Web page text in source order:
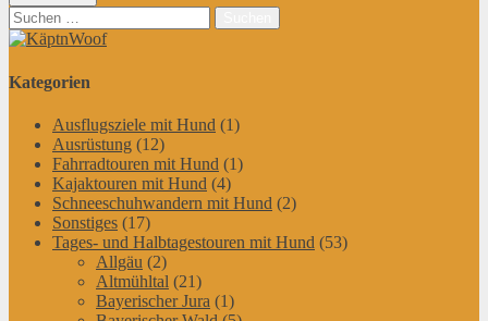
Suchen
nach:
Kategorien
Ausflugsziele mit Hund (1)
Ausrüstung (12)
Fahrradtouren mit Hund (1)
Kajaktouren mit Hund (4)
Schneeschuhwandern mit Hund (2)
Sonstiges (17)
Tages- und Halbtagestouren mit Hund (53)
Allgäu (2)
Altmühltal (21)
Bayerischer Jura (1)